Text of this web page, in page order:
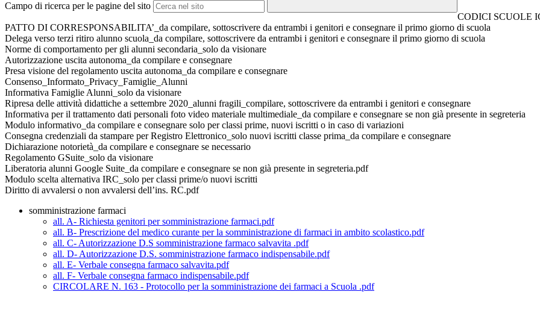
Campo di ricerca per le pagine del sito
CODICI SCUOLE
PATTO DI CORRESPONSABILITA’_da compilare, sottoscrivere da entrambi i genitori e consegnare il primo giorno di scuola
Delega verso terzi ritiro alunno scuola_da compilare, sottoscrivere da entrambi i genitori e consegnare il primo giorno di scuola
Norme di comportamento per gli alunni secondaria_solo da visionare
Autorizzazione uscita autonoma_da compilare e consegnare
Presa visione del regolamento uscita autonoma_da compilare e consegnare
Consenso_Informato_Privacy_Famiglie_Alunni
Informativa Famiglie Alunni_solo da visionare
Ripresa delle attività didattiche a settembre 2020_alunni fragili_compilare, sottoscrivere da entrambi i genitori e consegnare
Informativa per il trattamento dati personali foto video materiale multimediale_da compilare e consegnare se non già presente in segreteria
Modulo informativo_da compilare e consegnare solo per classi prime, nuovi iscritti o in caso di variazioni
Consegna credenziali da stampare per Registro Elettronico_solo nuovi iscritti classe prima_da compilare e consegnare
Dichiarazione notorietà_da compilare e consegnare se necessario
Regolamento GSuite_solo da visionare
Liberatoria alunni Google Suite_da compilare e consegnare se non già presente in segreteria.pdf
Modulo scelta alternativa IRC_solo per classi prime/o nuovi iscritti
Diritto di avvalersi o non avvalersi dell’ins. RC.pdf
somministrazione farmaci
all. A- Richiesta genitori per somministrazione farmaci.pdf
all. B- Prescrizione del medico curante per la somministrazione di farmaci in ambito scolastico.pdf
all. C- Autorizzazione D.S somministrazione farmaco salvavita .pdf
all. D- Autorizzazione D.S. somministrazione farmaco indispensabile.pdf
all. E- Verbale consegna farmaco salvavita.pdf
all. F- Verbale consegna farmaco indispensabile.pdf
CIRCOLARE N. 163 - Protocollo per la somministrazione dei farmaci a Scuola .pdf